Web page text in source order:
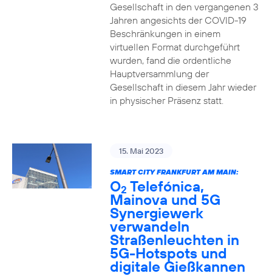
Gesellschaft in den vergangenen 3
Jahren angesichts der COVID-19
Beschränkungen in einem
virtuellen Format durchgeführt
wurden, fand die ordentliche
Hauptversammlung der
Gesellschaft in diesem Jahr wieder
in physischer Präsenz statt.
15. Mai 2023
SMART CITY FRANKFURT AM MAIN:
O2 Telefónica,
Mainova und 5G
Synergiewerk
verwandeln
Straßenleuchten in
5G-Hotspots und
digitale Gießkannen